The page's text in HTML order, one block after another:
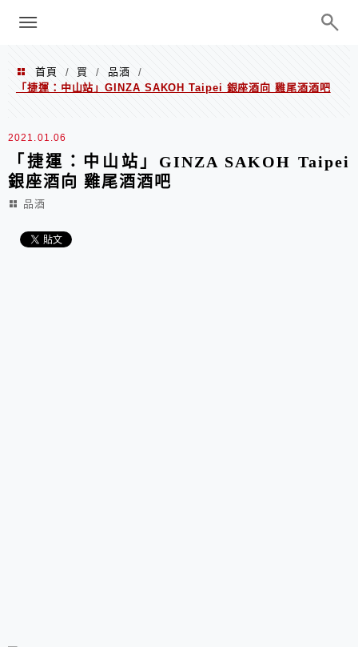
巧、世界走透透
menu
首頁 / 買 / 品酒
/
「捷運：中山站」GINZA SAKOH Taipei 銀座酒向 雞尾酒酒吧
2021.01.06
「捷運：中山站」GINZA SAKOH Taipei
銀座酒向 雞尾酒酒吧
品酒